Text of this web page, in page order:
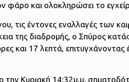
φάρο και ολοκληρώσει το
τις έντονες εναλλαγές των
της διαδρομής, ο Σπύρος
και 17 λεπτά, επιτυγχάνοντας
Κυριακή 14:32μ.μ.